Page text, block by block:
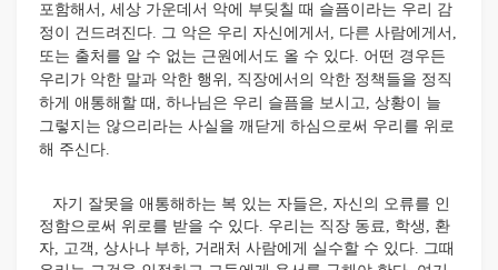
포함해서, 세상 가운데서 악에 부딪칠 때 슬픔이라는 우리 감
정이 건드려진다. 그 악은 우리 자신에게서, 다른 사람에게서,
또는 출처를 알 수 없는 근원에서도 올 수 있다. 어떤 경우든
우리가 악한 말과 악한 행위, 직장에서의 악한 정책들을 정직
하게 애통해할 때, 하나님은 우리 슬픔을 보시고, 상황이 늘
그렇지는 않으리라는 사실을 깨닫게 하심으로써 우리를 위로
해 주신다.
자기 잘못을 애통해하는 복 있는 자들은, 자신의 오류를 인
정함으로써 위로를 받을 수 있다. 우리는 직장 동료, 학생, 환
자, 고객, 상사나 부하, 거래처 사람에게 실수할 수 있다. 그때